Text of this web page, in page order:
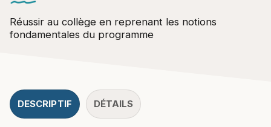
Réussir au collège en reprenant les notions
fondamentales du programme
DESCRIPTIF DÉTAILS